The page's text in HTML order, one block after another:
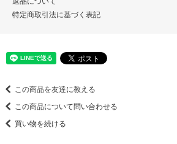
特定商取引法に基づく表記
この商品を友達に教える
この商品について問い合わせる
買い物を続ける